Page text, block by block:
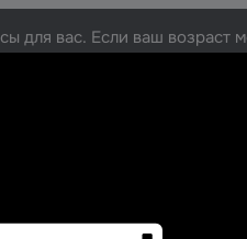
для вас. Если ваш возраст